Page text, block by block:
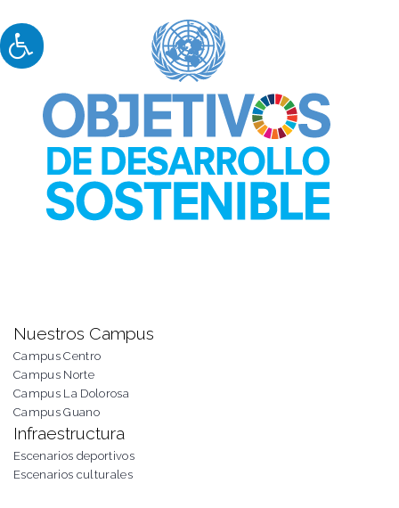
Nuestros Campus
Campus Centro
Campus Norte
Campus La Dolorosa
Campus Guano
Infraestructura
Escenarios deportivos
Escenarios culturales